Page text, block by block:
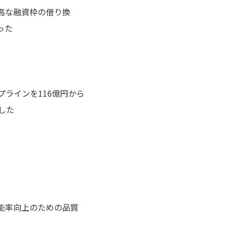
な融資枠の借り換
た
ラインを116億円から
た
率向上のための品質